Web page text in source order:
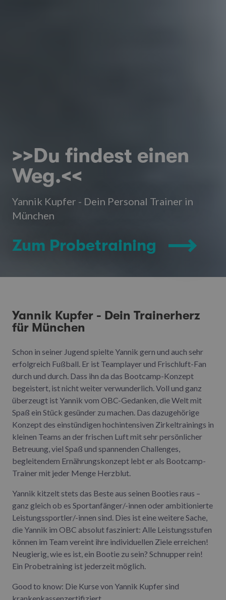
>>Du findest einen
Weg.<<
Yannik Kupfer - Dein Personal Trainer in
München
Zum Probetraining
Yannik Kupfer - Dein Trainerherz
für München
Schon in seiner Jugend spielte Yannik gern und auch sehr
erfolgreich Fußball. Er ist Teamplayer und Frischluft-Fan
durch und durch. Dass ihn da das Bootcamp-Konzept
begeistert, ist nicht weiter verwunderlich. Voll und ganz
überzeugt ist Yannik vom OBC-Gedanken, die Welt mit
Spaß ein Stück gesünder zu machen. Das dazugehörige
Konzept des einstündigen hochintensiven Zirkeltrainings in
kleinen Teams an der frischen Luft mit sehr persönlicher
Betreuung, viel Spaß und spannenden Challenges,
begleitendem Ernährungskonzept lebt er als Bootcamp-
Trainer mit jeder Menge Herzblut.
Yannik kitzelt stets das Beste aus seinen Booties raus –
ganz gleich ob es Sportanfänger/-innen oder ambitionierte
Leistungssportler/-innen sind. Dies ist eine weitere Sache,
die Yannik im OBC absolut fasziniert: Alle Leistungsstufen
können im Team vereint ihre individuellen Ziele erreichen!
Neugierig, wie es ist, ein Bootie zu sein? Schnupper rein!
Ein Probetraining ist jederzeit möglich.
Good to know: Die Kurse von Yannik Kupfer sind